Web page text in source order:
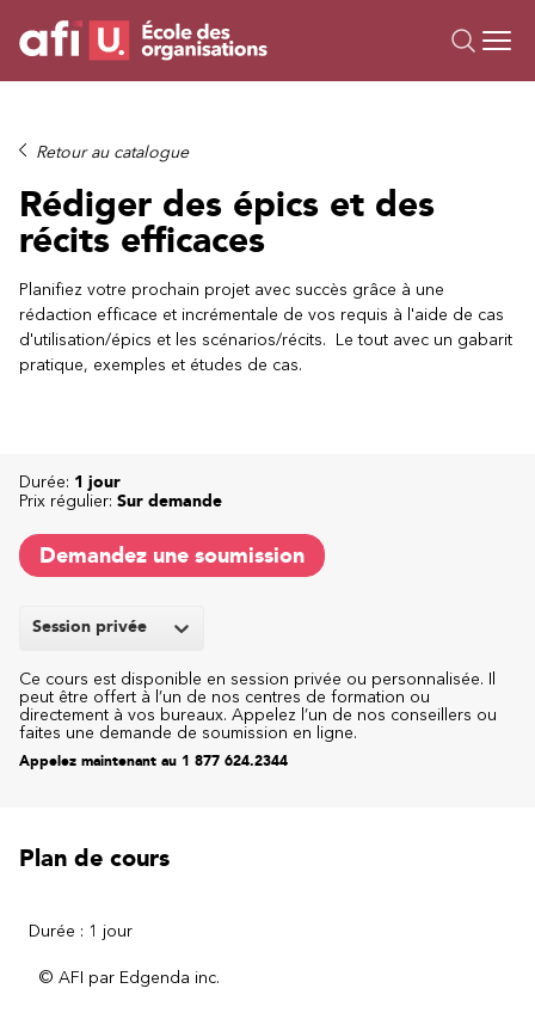
Formations
Campus IA
Sur mesure
À propos
Ressources
Retour au catalogue
Rédiger des épics et des
récits efficaces
Planifiez votre prochain projet avec succès grâce à une
rédaction efficace et incrémentale de vos requis à l'aide de cas
d'utilisation/épics et les scénarios/récits. Le tout avec un gabarit
pratique, exemples et études de cas.
Session privée
Ce cours est disponible en session privée ou personnalisée. Il
peut être offert à l’un de nos centres de formation ou
directement à vos bureaux. Appelez l’un de nos conseillers ou
faites une demande de soumission en ligne.
Appelez maintenant au 1 877 624.2344
Durée: 1 jour
Prix régulier: Sur demande
Demandez une soumission
Plan de cours
Durée : 1 jour
© AFI par Edgenda inc.